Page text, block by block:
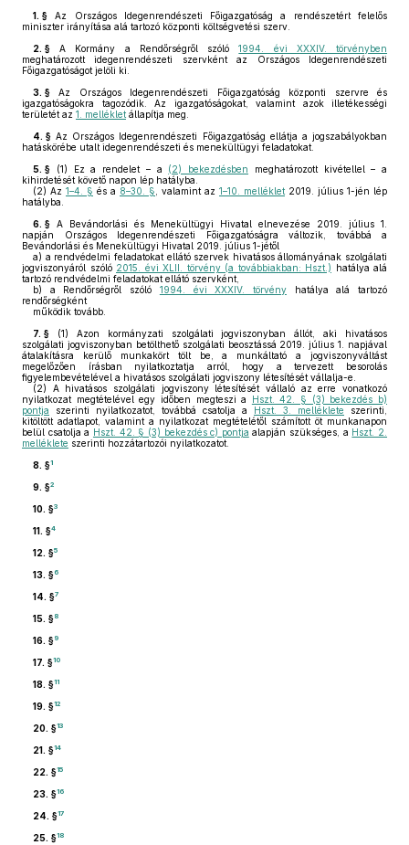
1. § Az Országos Idegenrendészeti Főigazgatóság a rendészetért felelős
miniszter irányítása alá tartozó központi költségvetési szerv.
2. § A Kormány a Rendőrségről szóló1994. évi XXXIV. törvényben
meghatározott idegenrendészeti szervként az Országos Idegenrendészeti
Főigazgatóságot jelöli ki.
3. § Az Országos Idegenrendészeti Főigazgatóság központi szervre és
igazgatóságokra tagozódik. Az igazgatóságokat, valamint azok illetékességi
területét az 1. melléklet állapítja meg.
4. § Az Országos Idegenrendészeti Főigazgatóság ellátja a jogszabályokban
hatáskörébe utalt idegenrendészeti és menekültügyi feladatokat.
5. § (1) Ez a rendelet – a (2) bekezdésben meghatározott kivétellel – a
kihirdetését követő napon lép hatályba.
(2) Az 1–4. § és a 8–30. § , valamint az 1–10. melléklet 2019. július 1-jén lép
hatályba.
6. § A Bevándorlási és Menekültügyi Hivatal elnevezése 2019. július 1.
napján Országos Idegenrendészeti Főigazgatóságra változik, továbbá a
Bevándorlási és Menekültügyi Hivatal 2019. július 1-jétől
a) a rendvédelmi feladatokat ellátó szervek hivatásos állományának szolgálati
jogviszonyáról szóló 2015. évi XLII. törvény (a továbbiakban: Hszt.) hatálya alá
tartozó rendvédelmi feladatokat ellátó szervként,
b) a Rendőrségről szóló 1994. évi XXXIV. törvényhatálya alá tartozó
rendőrségként
működik tovább.
7. § (1) Azon kormányzati szolgálati jogviszonyban állót, aki hivatásos
szolgálati jogviszonyban betölthető szolgálati beosztássá 2019. július 1. napjával
átalakításra kerülő munkakört tölt be, a munkáltató a jogviszonyváltást
megelőzően írásban nyilatkoztatja arról, hogy a tervezett besorolás
figyelembevételével a hivatásos szolgálati jogviszony létesítését vállalja-e.
(2) A hivatásos szolgálati jogviszony létesítését vállaló az erre vonatkozó
nyilatkozat megtételével egy időben megteszi a Hszt. 42. § (3) bekezdés b)
pontja szerinti nyilatkozatot, továbbá csatolja a Hszt. 3. melléklete szerinti,
kitöltött adatlapot, valamint a nyilatkozat megtételétől számított öt munkanapon
belül csatolja a Hszt. 42. § (3) bekezdés c) pontja alapján szükséges, a Hszt. 2.
melléklete szerinti hozzátartozói nyilatkozatot.
8. §1
9. §2
10. §3
11. §4
12. §5
13. §6
14. §7
15. §8
16. §9
17. §10
18. §11
19. §12
20. §13
21. §14
22. §15
23. §16
24. §17
25. §18